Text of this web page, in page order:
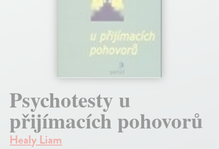
Psychotesty u
přijímacích pohovorů
Healy Liam